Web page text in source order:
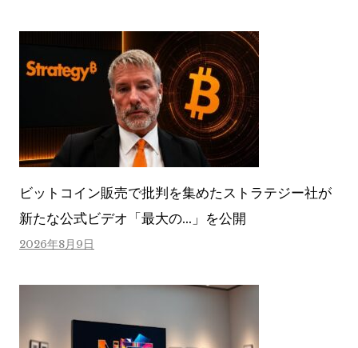
ビットコイン販売で批判を集めたストラテジー社が
新たな公式ビデオ「最大の…」を公開
2026年8月9日